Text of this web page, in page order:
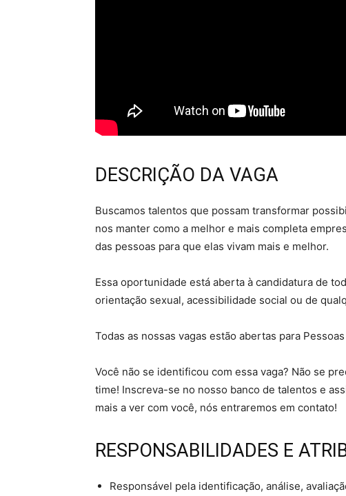
DESCRIÇÃO DA VAGA
Buscamos talentos que possam transformar
nos manter como a melhor e mais completa
das pessoas para que elas vivam mais e melhor.
Essa oportunidade está aberta à candidatura de
orientação sexual, acessibilidade social ou de
Todas as nossas vagas estão abertas para
Você não se identificou com essa vaga? Não se
time! Inscreva-se no nosso banco de talentos e
mais a ver com você, nós entraremos em contato!
RESPONSABILIDADES E
Responsável pela identificação, análise,